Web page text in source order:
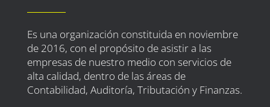
Es una organización constituida en noviembre
de 2016, con el propósito de asistir a las
empresas de nuestro medio con servicios de
alta calidad, dentro de las áreas de
Contabilidad, Auditoría, Tributación y Finanzas.